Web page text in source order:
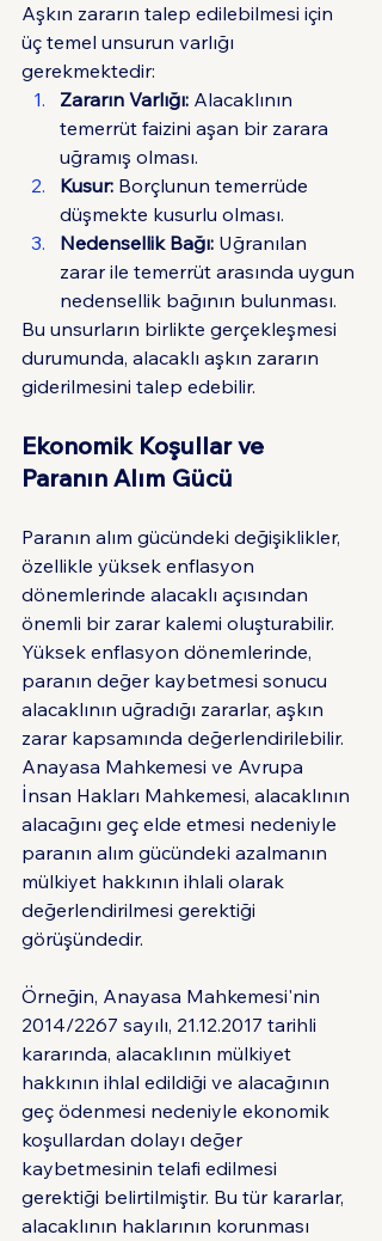
Aşkın zararın talep edilebilmesi için
üç temel unsurun varlığı
gerekmektedir:
Zararın Varlığı: Alacaklının
temerrüt faizini aşan bir zarara
uğramış olması.
Kusur: Borçlunun temerrüde
düşmekte kusurlu olması.
Nedensellik Bağı: Uğranılan
zarar ile temerrüt arasında uygun
nedensellik bağının bulunması.
Bu unsurların birlikte gerçekleşmesi
durumunda, alacaklı aşkın zararın
giderilmesini talep edebilir.
Ekonomik Koşullar ve
Paranın Alım Gücü
Paranın alım gücündeki değişiklikler,
özellikle yüksek enflasyon
dönemlerinde alacaklı açısından
önemli bir zarar kalemi oluşturabilir.
Yüksek enflasyon dönemlerinde,
paranın değer kaybetmesi sonucu
alacaklının uğradığı zararlar, aşkın
zarar kapsamında değerlendirilebilir.
Anayasa Mahkemesi ve Avrupa
İnsan Hakları Mahkemesi, alacaklının
alacağını geç elde etmesi nedeniyle
paranın alım gücündeki azalmanın
mülkiyet hakkının ihlali olarak
değerlendirilmesi gerektiği
görüşündedir.
Örneğin, Anayasa Mahkemesi'nin
2014/2267 sayılı, 21.12.2017 tarihli
kararında, alacaklının mülkiyet
hakkının ihlal edildiği ve alacağının
geç ödenmesi nedeniyle ekonomik
koşullardan dolayı değer
kaybetmesinin telafi edilmesi
gerektiği belirtilmiştir. Bu tür kararlar,
alacaklının haklarının korunması